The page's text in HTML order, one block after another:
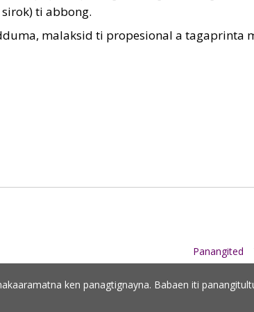
ti abbong.
malaksid ti propesional a tagaprinta
Panangited
ken panagtignayna. Babaen iti